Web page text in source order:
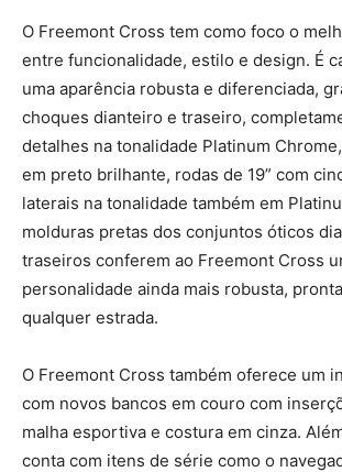
O Freemont Cross tem como foco o
entre funcionalidade, estilo e design. É
uma aparência robusta e diferenciada,
choques dianteiro e traseiro,
detalhes na tonalidade Platinum
em preto brilhante, rodas de 19” com
laterais na tonalidade também em
molduras pretas dos conjuntos óticos
traseiros conferem ao Freemont Cross
personalidade ainda mais robusta,
qualquer estrada.
O Freemont Cross também oferece um
com novos bancos em couro com
malha esportiva e costura em cinza.
conta com itens de série como o